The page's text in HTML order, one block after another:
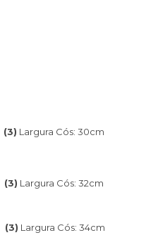
(3) Largura Cós: 30cm
(3) Largura Cós: 32cm
(3) Largura Cós: 34cm